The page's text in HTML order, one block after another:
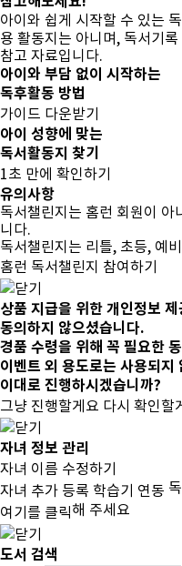
아이와 쉽게 시작할 수 있는
용 활동지는 아니며, 독서기
참고 자료입니다.
아이와 부담 없이 시작하는
독후활동 방법
가이드 다운받기
아이 성향에 맞는
독서활동지 찾기
1초 만에 확인하기
유의사항
독서챌린지는 홈런 회원이
니다.
독서챌린지는 리틀, 초등, 예
홈런 독서챌린지 참여하기
상품 지급을 위한 개인정보 제
동의하지 않으셨습니다.
경품 수령을 위해 꼭 필요한
이벤트 외 용도로는 사용되지
이대로 진행하시겠습니까?
그냥 진행할게요 다시 확인할
자녀 정보 관리
자녀 이름 수정하기
자녀 추가 등록 학습기 연동
여기를 클릭해 주세요
도서 검색